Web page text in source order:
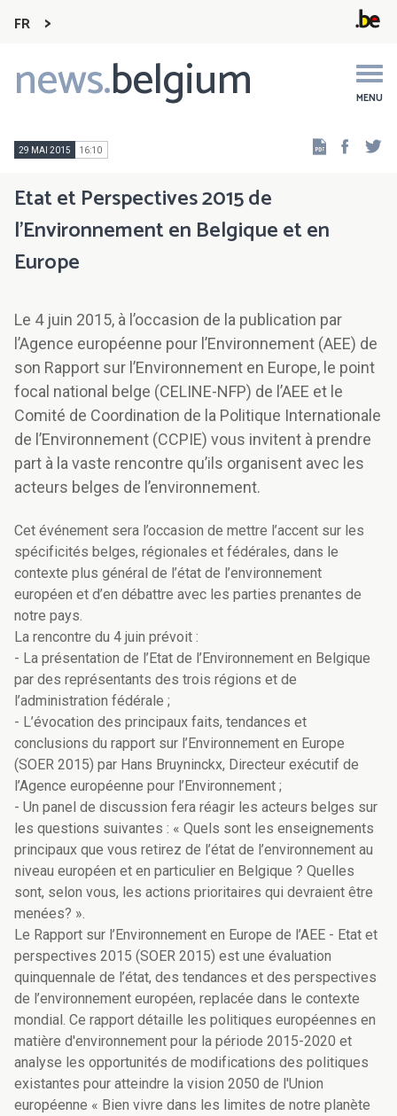
FR
news.belgium MENU
Main
navigation
29 MAI 2015 16:10
Etat et Perspectives 2015 de
l’Environnement en Belgique et en
Europe
Le 4 juin 2015, à l’occasion de la publication par
l’Agence européenne pour l’Environnement (AEE) de
son Rapport sur l’Environnement en Europe, le point
focal national belge (CELINE-NFP) de l’AEE et le
Comité de Coordination de la Politique Internationale
de l’Environnement (CCPIE) vous invitent à prendre
part à la vaste rencontre qu’ils organisent avec les
acteurs belges de l’environnement.
Cet événement sera l’occasion de mettre l’accent sur les
spécificités belges, régionales et fédérales, dans le
contexte plus général de l’état de l’environnement
européen et d’en débattre avec les parties prenantes de
notre pays.
La rencontre du 4 juin prévoit :
- La présentation de l’Etat de l’Environnement en Belgique
par des représentants des trois régions et de
l’administration fédérale ;
- L’évocation des principaux faits, tendances et
conclusions du rapport sur l’Environnement en Europe
(SOER 2015) par Hans Bruyninckx, Directeur exécutif de
l’Agence européenne pour l’Environnement ;
- Un panel de discussion fera réagir les acteurs belges sur
les questions suivantes : « Quels sont les enseignements
principaux que vous retirez de l’état de l’environnement au
niveau européen et en particulier en Belgique ? Quelles
sont, selon vous, les actions prioritaires qui devraient être
menées? ».
Le Rapport sur l’Environnement en Europe de l’AEE - Etat et
perspectives 2015 (SOER 2015) est une évaluation
quinquennale de l’état, des tendances et des perspectives
de l’environnement européen, replacée dans le contexte
mondial. Ce rapport détaille les politiques européennes en
matière d'environnement pour la période 2015-2020 et
analyse les opportunités de modifications des politiques
existantes pour atteindre la vision 2050 de l'Union
européenne « Bien vivre dans les limites de notre planète